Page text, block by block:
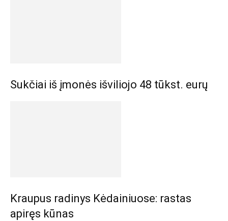
Sukčiai iš įmonės išviliojo 48 tūkst. eurų
Kraupus radinys Kėdainiuose: rastas
apiręs kūnas